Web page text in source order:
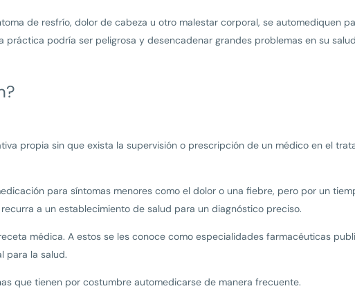
de resfrío, dolor de cabeza u otro malestar corporal, se automediquen
práctica podría ser peligrosa y desencadenar grandes problemas en su
propia sin que exista la supervisión o prescripción de un médico en el
para síntomas menores como el dolor o una fiebre, pero por un
a un establecimiento de salud para un diagnóstico preciso.
médica. A estos se les conoce como especialidades farmacéuticas
para la salud.
que tienen por costumbre automedicarse de manera frecuente.